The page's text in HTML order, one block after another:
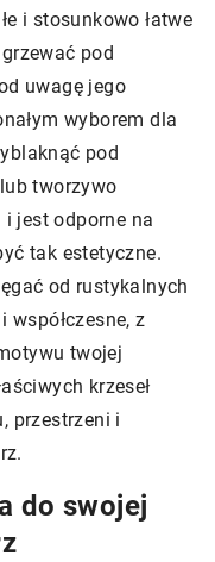
i stosunkowo łatwe
pod
uwagę jego
wyborem dla
pod
tworzywo
i jest odporne na
tak estetyczne.
od rustykalnych
z
twojej
krzeseł
przestrzeni i
do swojej